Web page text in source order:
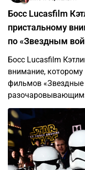
Босс Lucasfilm
пристальному
по «Звездным
Босс Lucasfilm
внимание, которому
фильмов